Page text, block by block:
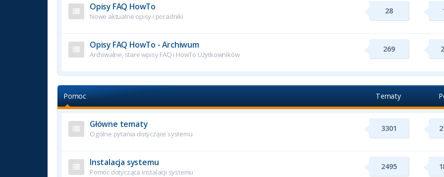
Opisy FAQ HowTo
Nowe aktualne opisy i poradniki
28
Opisy FAQ HowTo - Archiwum
Archiwalne, stare wpisy FAQ i HowTo Użytkowników
269
Pomoc Tematy
Główne tematy
Ogólne pytania dotyczące systemu
3301
Instalacja systemu
Pomoc dotycząca instalacji systemu
2495